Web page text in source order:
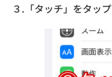
３.「タッチ」をタップ